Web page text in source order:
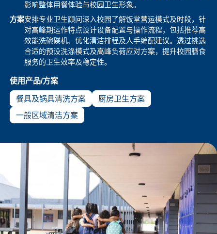
影响整体用餐体验与校园卫生形象。
方案安排专业卫生顾问深入校园了解饭堂营运模式及时段，针
对高峰期运作特点设计设备配置与操作流程，包括推荐高
效能洗碗碟机、优化清洁排程及人手编配建议。透过挑选
合适的预设洗涤模式及高峰负荷应对方案，提升校园膳食
服务的卫生效率及稳定性。
使用产品/方案
餐具及锅具清洗方案
厨房卫生方案
一般区域清洁方案